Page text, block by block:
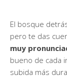
El bosque
pero te das
muy
bueno de cada
subida más